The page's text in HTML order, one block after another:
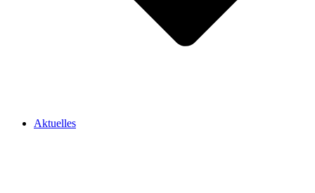
Aktuelles